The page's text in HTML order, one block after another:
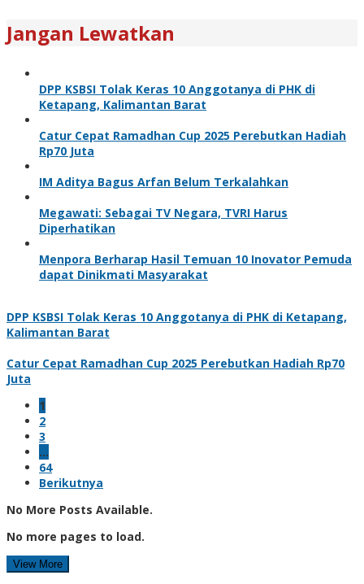
Jangan Lewatkan
DPP KSBSI Tolak Keras 10 Anggotanya di PHK di
Ketapang, Kalimantan Barat
Catur Cepat Ramadhan Cup 2025 Perebutkan Hadiah
Rp70 Juta
IM Aditya Bagus Arfan Belum Terkalahkan
Megawati: Sebagai TV Negara, TVRI Harus
Diperhatikan
Menpora Berharap Hasil Temuan 10 Inovator Pemuda
dapat Dinikmati Masyarakat
DPP KSBSI Tolak Keras 10 Anggotanya di PHK di Ketapang,
Kalimantan Barat
Catur Cepat Ramadhan Cup 2025 Perebutkan Hadiah Rp70
Juta
1
2
3
…
64
Berikutnya
No More Posts Available.
No more pages to load.
View More